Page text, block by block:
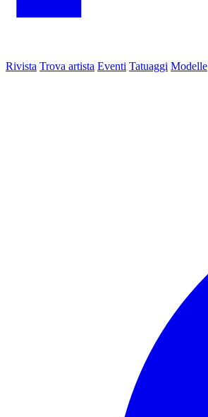
Rivista Trova artista Eventi Tatuaggi Modelle